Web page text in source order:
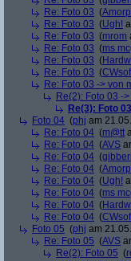
Re: Foto 03 (
Re: Foto 03 (Ugh!
Re: Foto 03 (mrom
Re: Foto 03 (ms
Re: Foto 03 (
Re: Foto 03 (
Re: Foto 03 -> von
Re(2): Foto 03 -
Re(3): Foto
Foto 04 (phj am
Re: Foto 04 (m@tt
Re: Foto 04 (AVS
Re: Foto 04 (
Re: Foto 04 (
Re: Foto 04 (Ugh!
Re: Foto 04 (ms
Re: Foto 04 (
Re: Foto 04 (
Foto 05 (phj am
Re: Foto 05 (AVS
Re(2): Foto 05 (